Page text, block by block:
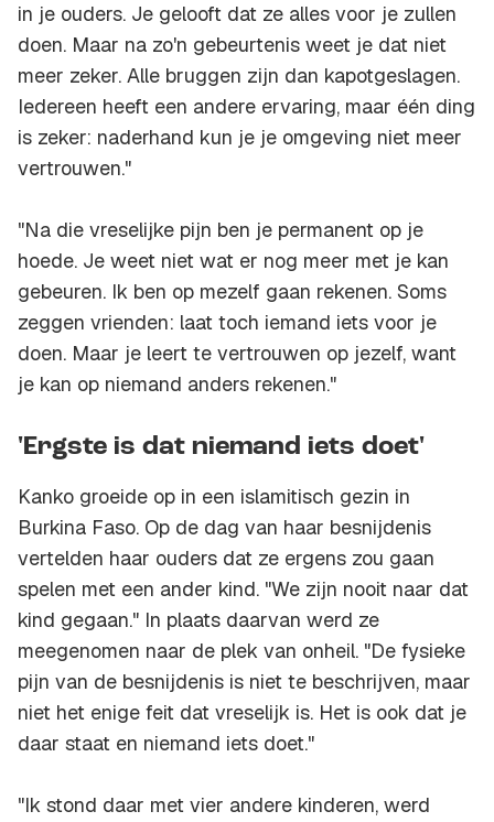
in je ouders. Je gelooft dat ze alles voor je zullen
doen. Maar na zo'n gebeurtenis weet je dat niet
meer zeker. Alle bruggen zijn dan kapotgeslagen.
Iedereen heeft een andere ervaring, maar één ding
is zeker: naderhand kun je je omgeving niet meer
vertrouwen."
"Na die vreselijke pijn ben je permanent op je
hoede. Je weet niet wat er nog meer met je kan
gebeuren. Ik ben op mezelf gaan rekenen. Soms
zeggen vrienden: laat toch iemand iets voor je
doen. Maar je leert te vertrouwen op jezelf, want
je kan op niemand anders rekenen."
'Ergste is dat niemand iets doet'
Kanko groeide op in een islamitisch gezin in
Burkina Faso. Op de dag van haar besnijdenis
vertelden haar ouders dat ze ergens zou gaan
spelen met een ander kind. "We zijn nooit naar dat
kind gegaan." In plaats daarvan werd ze
meegenomen naar de plek van onheil. "De fysieke
pijn van de besnijdenis is niet te beschrijven, maar
niet het enige feit dat vreselijk is. Het is ook dat je
daar staat en niemand iets doet."
"Ik stond daar met vier andere kinderen, werd